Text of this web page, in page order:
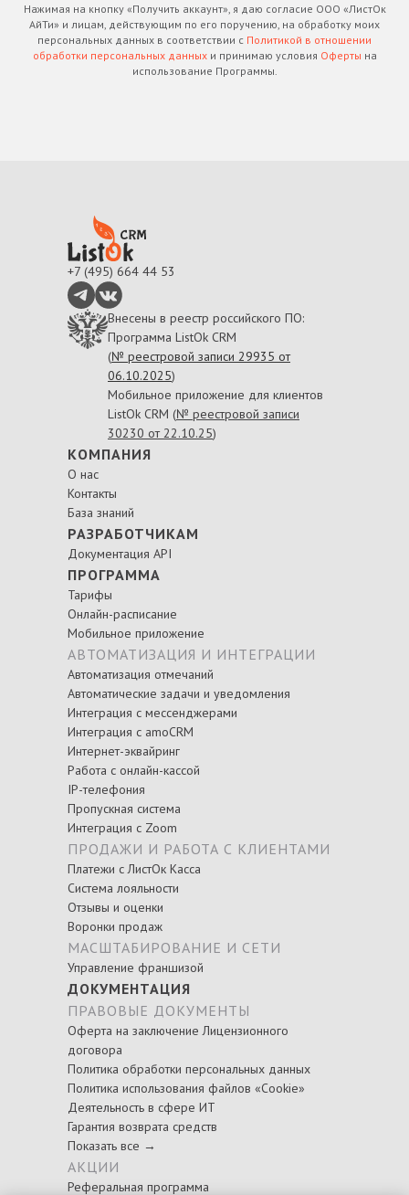
Нажимая на кнопку «Получить аккаунт», я даю согласие ООО «ЛистОк
АйТи» и лицам, действующим по его поручению, на обработку моих
персональных данных в соответствии с Политикой в отношении
обработки персональных данныхи принимаю условия Оферты на
использование Программы.
+7 (495) 664 44 53
Внесены в реестр российского ПО:
Программа ListOk CRM
(№ реестровой записи 29935 от
06.10.2025)
Мобильное приложение для клиентов
ListOk CRM (№ реестровой записи
30230 от 22.10.25)
КОМПАНИЯ
О нас
Контакты
База знаний
РАЗРАБОТЧИКАМ
Документация API
ПРОГРАММА
Тарифы
Онлайн-расписание
Мобильное приложение
АВТОМАТИЗАЦИЯ И ИНТЕГРАЦИИ
Автоматизация отмечаний
Автоматические задачи и уведомления
Интеграция с мессенджерами
Интеграция с amoCRM
Интернет-эквайринг
Работа с онлайн-кассой
IP-телефония
Пропускная система
Интеграция с Zoom
ПРОДАЖИ И РАБОТА С КЛИЕНТАМИ
Платежи с ЛистОк Касса
Система лояльности
Отзывы и оценки
Воронки продаж
МАСШТАБИРОВАНИЕ И СЕТИ
Управление франшизой
ДОКУМЕНТАЦИЯ
ПРАВОВЫЕ ДОКУМЕНТЫ
Оферта на заключение Лицензионного
договора
Политика обработки персональных данных
Политика использования файлов «Cookie»
Деятельность в сфере ИТ
Гарантия возврата средств
Показать все →
АКЦИИ
Реферальная программа